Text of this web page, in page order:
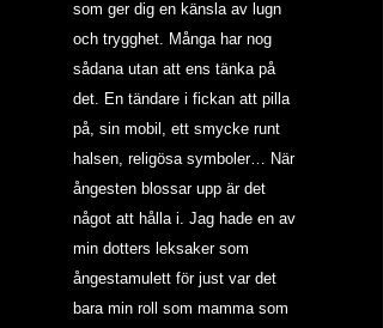
som ger dig en känsla av lugn
och trygghet. Många har nog
sådana utan att ens tänka på
det. En tändare i fickan att pilla
på, sin mobil, ett smycke runt
halsen, religösa symboler… När
ångesten blossar upp är det
något att hålla i. Jag hade en av
min dotters leksaker som
ångestamulett för just var det
bara min roll som mamma som